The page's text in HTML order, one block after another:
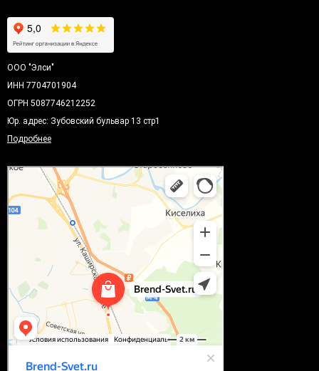
ООО "Элси"
ИНН 7704701904
ОГРН 5087746212252
Юр. адрес: Зубовский бульвар 13 стр1
Подробнее